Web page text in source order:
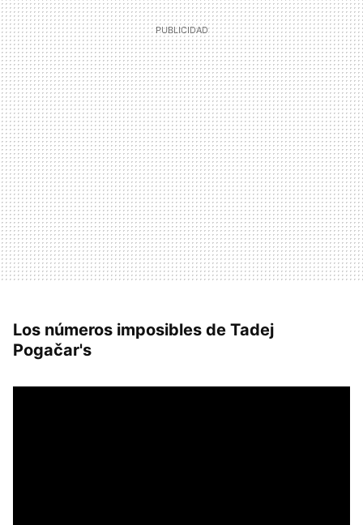
Los números imposibles de Tadej
Pogačar's